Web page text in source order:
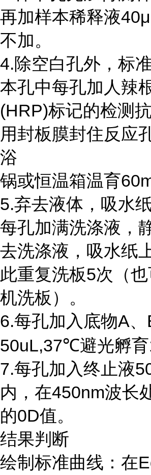
再加样本稀释液
不加。
4.除空白孔外，标
本孔中每孔加人辣
(HRP)标记的检测
用封板膜封住反应
浴
锅或恒温箱温育
5.弃去液体，吸水
每孔加满洗涤液，
去洗涤液，吸水纸
此重复洗板5次（
机洗板）。
6.每孔加入底物A、
50uL,37℃避光孵育
7.每孔加入终止液
内，在450nm波长
的0D值。
结果判断
绘制标准曲线：在